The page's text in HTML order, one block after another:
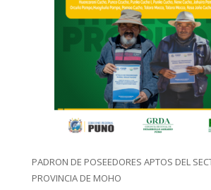
PADRON DE POSEEDORES APTOS DEL
PROVINCIA DE MOHO